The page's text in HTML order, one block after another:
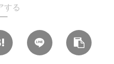
する